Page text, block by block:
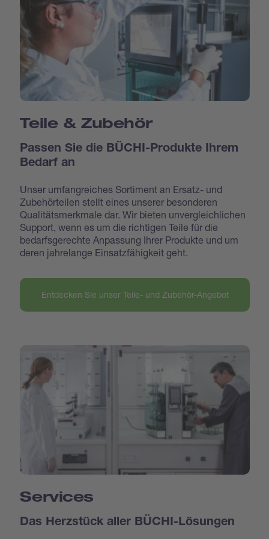
Teile & Zubehör
Passen Sie die BÜCHI-Produkte Ihrem
Bedarf an
Unser umfangreiches Sortiment an Ersatz- und
Zubehörteilen stellt eines unserer besonderen
Qualitätsmerkmale dar. Wir bieten unvergleichlichen
Support, wenn es um die richtigen Teile für die
bedarfsgerechte Anpassung Ihrer Produkte und um
deren jahrelange Einsatzfähigkeit geht.
Entdecken Sie unser Teile- und Zubehör-Angebot
Services
Das Herzstück aller BÜCHI-Lösungen